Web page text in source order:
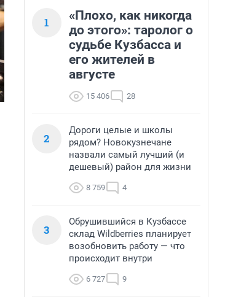
1
«Плохо, как никогда
до этого»: таролог о
судьбе Кузбасса и
его жителей в
августе
15 406 28
2
Дороги целые и школы
рядом? Новокузнечане
назвали самый лучший (и
дешевый) район для жизни
8 759 4
3
Обрушившийся в Кузбассе
склад Wildberries планирует
возобновить работу — что
происходит внутри
6 727 9